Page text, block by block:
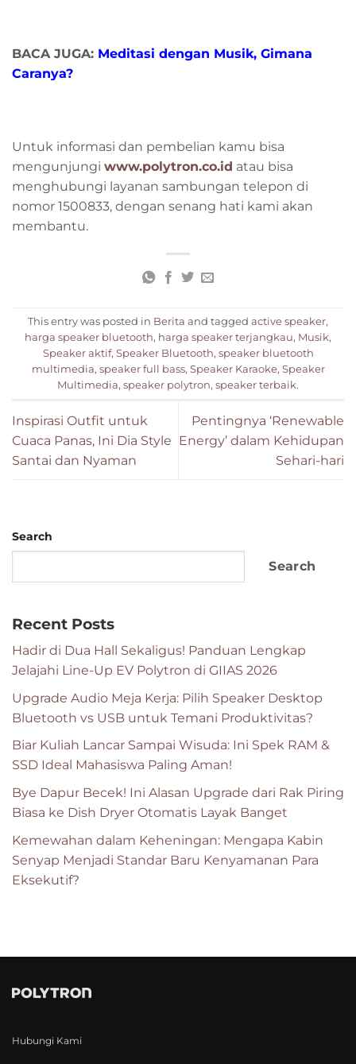
BACA JUGA: Meditasi dengan Musik, Gimana
Caranya?
Untuk informasi dan pembelian kamu bisa
mengunjungi www.polytron.co.id atau bisa
menghubungi layanan sambungan telepon di
nomor 1500833, dengan senang hati kami akan
membantu.
This entry was posted in Berita and tagged active speaker,
harga speaker bluetooth, harga speaker terjangkau, Musik,
Speaker aktif, Speaker Bluetooth, speaker bluetooth
multimedia, speaker full bass, Speaker Karaoke, Speaker
Multimedia, speaker polytron, speaker terbaik.
Inspirasi Outfit untuk
Cuaca Panas, Ini Dia Style
Santai dan Nyaman
Pentingnya ‘Renewable
Energy’ dalam Kehidupan
Sehari-hari
Search
Search
Recent Posts
Hadir di Dua Hall Sekaligus! Panduan Lengkap
Jelajahi Line-Up EV Polytron di GIIAS 2026
Upgrade Audio Meja Kerja: Pilih Speaker Desktop
Bluetooth vs USB untuk Temani Produktivitas?
Biar Kuliah Lancar Sampai Wisuda: Ini Spek RAM &
SSD Ideal Mahasiswa Paling Aman!
Bye Dapur Becek! Ini Alasan Upgrade dari Rak Piring
Biasa ke Dish Dryer Otomatis Layak Banget
Kemewahan dalam Keheningan: Mengapa Kabin
Senyap Menjadi Standar Baru Kenyamanan Para
Eksekutif?
Hubungi Kami